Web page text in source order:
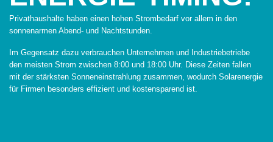
Privathaushalte haben einen hohen Strombedarf vor allem in den
sonnenarmen Abend- und Nachtstunden.
Im Gegensatz dazu verbrauchen Unternehmen und Industriebetriebe
den meisten Strom zwischen 8:00 und 18:00 Uhr. Diese Zeiten fallen
mit der stärksten Sonneneinstrahlung zusammen, wodurch Solarenergie
für Firmen besonders effizient und kostensparend ist.